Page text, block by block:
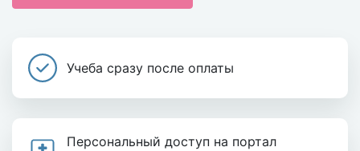
Учеба сразу после оплаты
Персональный доступ на портал